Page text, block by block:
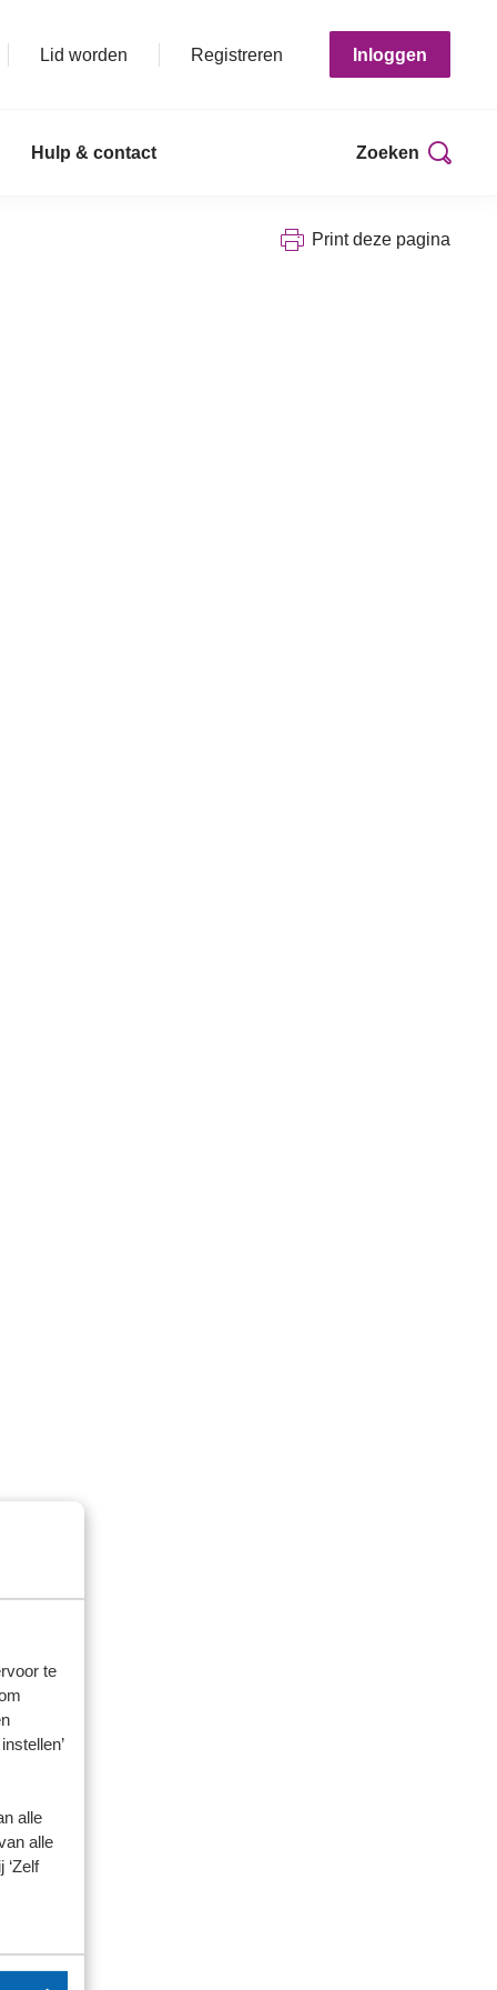
te
alle
alle
Lid worden Registreren Inloggen
Hulp & contact Zoeken
Print deze pagina